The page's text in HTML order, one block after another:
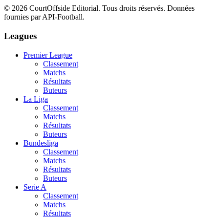
© 2026 CourtOffside Editorial. Tous droits réservés. Données
fournies par API-Football.
Leagues
Premier League
Classement
Matchs
Résultats
Buteurs
La Liga
Classement
Matchs
Résultats
Buteurs
Bundesliga
Classement
Matchs
Résultats
Buteurs
Serie A
Classement
Matchs
Résultats